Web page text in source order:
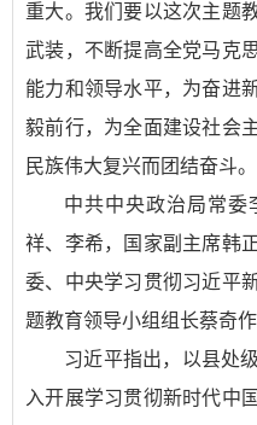
重大。我们要以这次主题
武装，不断提高全党马克
能力和领导水平，为奋进
毅前行，为全面建设社会
民族伟大复兴而团结奋斗。
中共中央政治局常委
祥、李希，国家副主席韩
委、中央学习贯彻习近平
题教育领导小组组长蔡奇作
习近平指出，以县处
入开展学习贯彻新时代中